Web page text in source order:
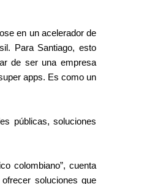
en un acelerador de
Para Santiago, esto
de ser una empresa
apps. Es como un
públicas, soluciones
colombiano”, cuenta
soluciones que